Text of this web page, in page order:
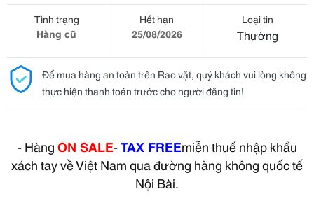
Tình trạng
Hàng cũ
Hết hạn
25/08/2026
Loại tin
Thường
Để mua hàng an toàn trên Rao vặt, quý khách vui lòng không
thực hiện thanh toán trước cho người đăng tin!
- HàngON SALE-TAX FREEmiễn thuế nhập khẩu
xách tay về Việt Nam qua đường hàng không quốc tế
Nội Bài.